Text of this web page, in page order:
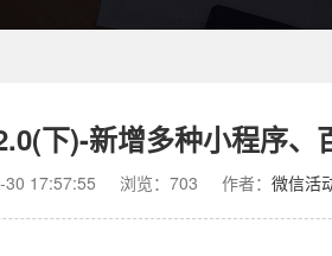
下)-新增多种小程序、
30 17:57:55 浏览： 703 作者： 微信活